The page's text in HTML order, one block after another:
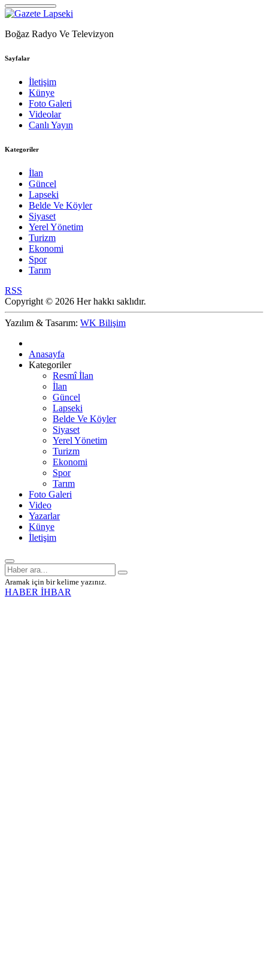
Boğaz Radyo Ve Televizyon
Sayfalar
İletişim
Künye
Foto Galeri
Videolar
Canlı Yayın
Kategoriler
İlan
Güncel
Lapseki
Belde Ve Köyler
Siyaset
Yerel Yönetim
Turizm
Ekonomi
Spor
Tarım
RSS
Copyright © 2026 Her hakkı saklıdır.
Yazılım & Tasarım: WK Bilişim
Anasayfa
Kategoriler
Resmî İlan
İlan
Güncel
Lapseki
Belde Ve Köyler
Siyaset
Yerel Yönetim
Turizm
Ekonomi
Spor
Tarım
Foto Galeri
Video
Yazarlar
Künye
İletişim
Aramak için bir kelime yazınız.
HABER İHBAR